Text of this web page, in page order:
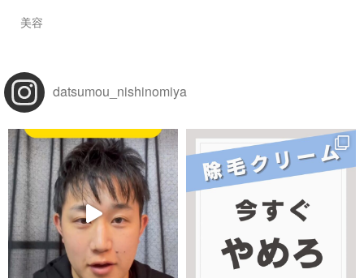
美容
datsumou_nishinomiya